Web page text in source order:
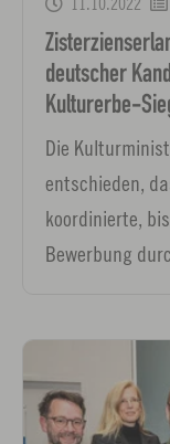
deutscher
Kulturerbe-
Die
entschieden,
koordinierte,
Bewerbung